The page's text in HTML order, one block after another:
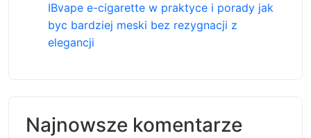
IBvape e-cigarette w praktyce i porady jak
byc bardziej meski bez rezygnacji z
elegancji
Najnowsze komentarze